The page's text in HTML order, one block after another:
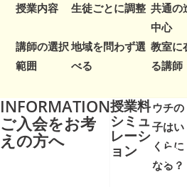
授業内容
生徒ごとに調整 共通の
中心
講師の選択
範囲
地域を問わず選
べる
教室に
る講師
INFORMATION
ご入会をお考
えの方へ
授業料
シミュ
レーシ
ョン
ウチの
子はい
くらに
なる？
➜